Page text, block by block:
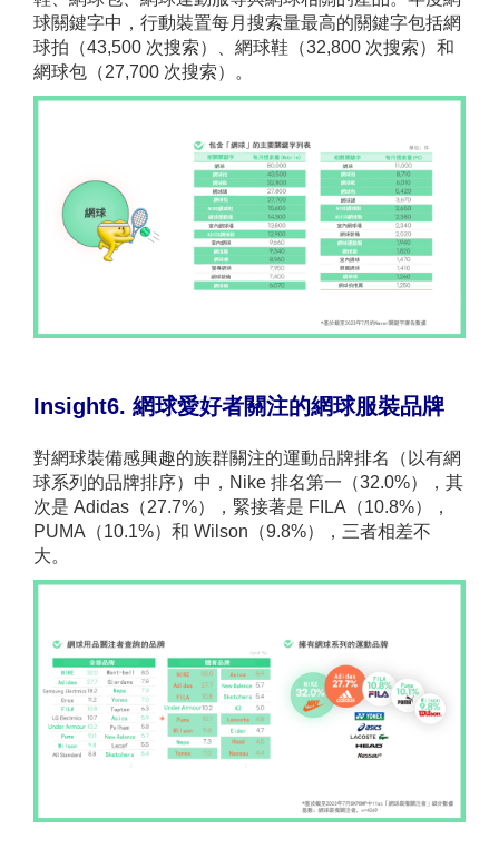
球關鍵字中，行動裝置每月搜索量最高的關鍵字包括網
球拍（43,500 次搜索）、網球鞋（32,800 次搜索）和
網球包（27,700 次搜索）。
Insight6. 網球愛好者關注的網球服裝品牌
對網球裝備感興趣的族群關注的運動品牌排名（以有網
球系列的品牌排序）中，Nike 排名第一（32.0%），其
次是 Adidas（27.7%），緊接著是 FILA（10.8%），
PUMA（10.1%）和 Wilson（9.8%），三者相差不
大。